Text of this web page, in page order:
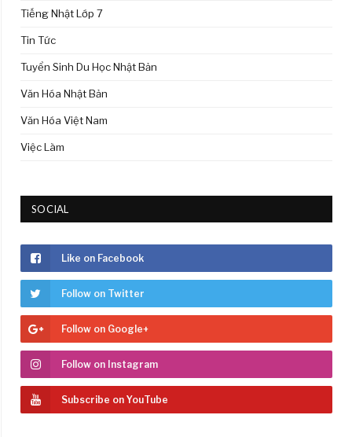
Tiếng Nhật Lớp 7
Tin Tức
Tuyển Sinh Du Học Nhật Bản
Văn Hóa Nhật Bản
Văn Hóa Việt Nam
Việc Làm
SOCIAL
Like on Facebook
Follow on Twitter
Follow on Google+
Follow on Instagram
Subscribe on YouTube